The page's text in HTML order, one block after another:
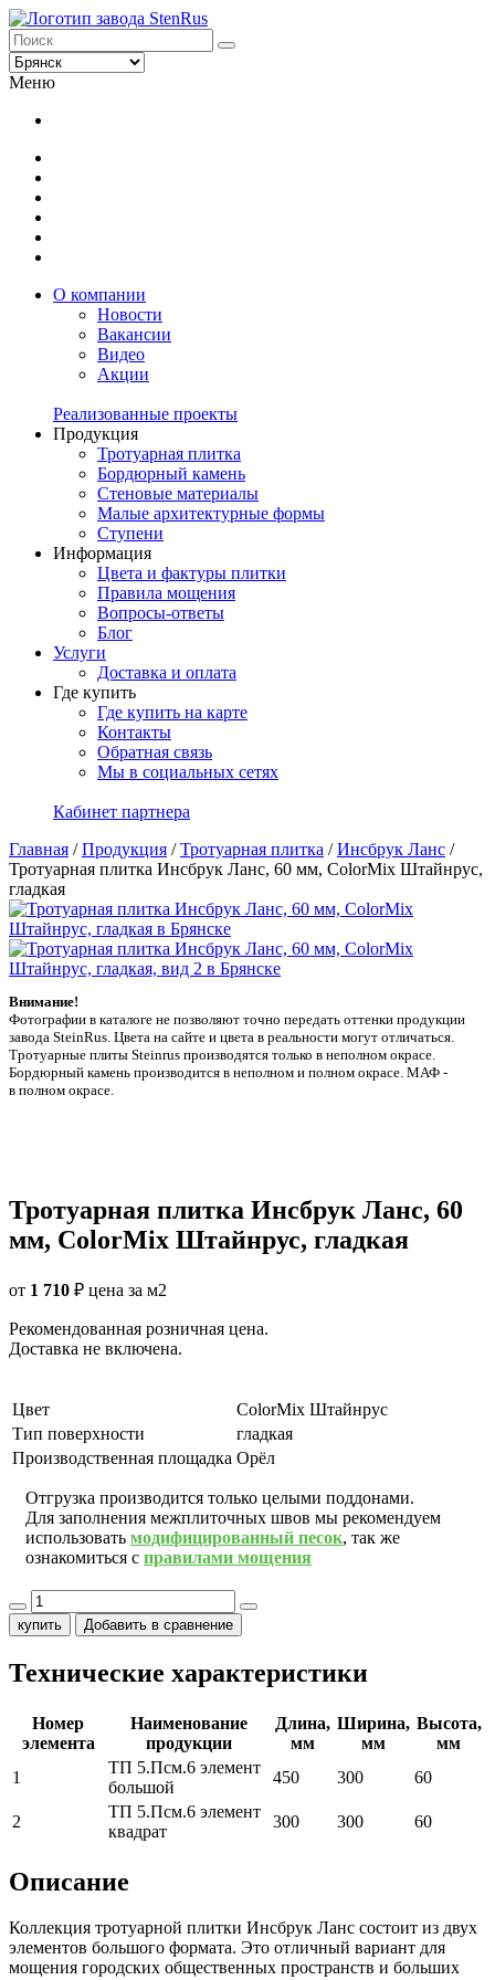
Меню
О компании
Новости
Вакансии
Видео
Акции
Реализованные проекты
Продукция
Тротуарная плитка
Бордюрный камень
Стеновые материалы
Малые архитектурные формы
Ступени
Информация
Цвета и фактуры плитки
Правила мощения
Вопросы-ответы
Блог
Услуги
Доставка и оплата
Где купить
Где купить на карте
Контакты
Обратная связь
Мы в социальных сетях
Кабинет партнера
Главная /Продукция /Тротуарная плитка /Инсбрук Ланс /
Тротуарная плитка Инсбрук Ланс, 60 мм, ColorMix Штайнрус,
гладкая
Внимание!
Фотографии в каталоге не позволяют точно передать оттенки продукции
заводa SteinRus. Цвета на сайте и цвета в реальности могут отличаться.
Тротуарные плиты Steinrus производятся только в неполном окрасе.
Бордюрный камень производится в неполном и полном окрасе. МАФ -
в полном окрасе.
Тротуарная плитка Инсбрук Ланс, 60
мм, ColorMix Штайнрус, гладкая
от 1 710 ₽ цена за м2
Рекомендованная розничная цена.
Доставка не включена.
Цвет
ColorMix Штайнрус
Тип поверхности
гладкая
Производственная площадка Орёл
Отгрузка производится только целыми поддонами.
Для заполнения межплиточных швов мы рекомендуем
использовать модифицированный песок, так же
ознакомиться с правилами мощения
купить Добавить в сравнение
Технические характеристики
Номер
элемента
Наименование
продукции
Длина,
мм
Ширина,
мм
Высота,
мм
1
ТП 5.Псм.6 элемент
большой
450 300 60
2
ТП 5.Псм.6 элемент
квадрат
300 300 60
Описание
Коллекция тротуарной плитки Инсбрук Ланс состоит из двух
элементов большого формата. Это отличный вариант для
мощения городских общественных пространств и больших